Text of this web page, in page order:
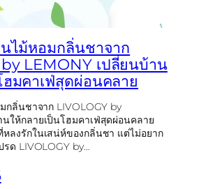
ไม้หอมกลิ่นชาจาก
LEMONY เปลี่ยนบ้าน
ฮมคาเฟ่สุดผ่อนคลาย
กลิ่นชาจาก LIVOLOGY by
นให้กลายเป็นโฮมคาเฟ่สุดผ่อนคลาย
ลงรักในเสน่ห์ของกลิ่นชา แต่ไม่อยาก
ด LIVOLOGY by…